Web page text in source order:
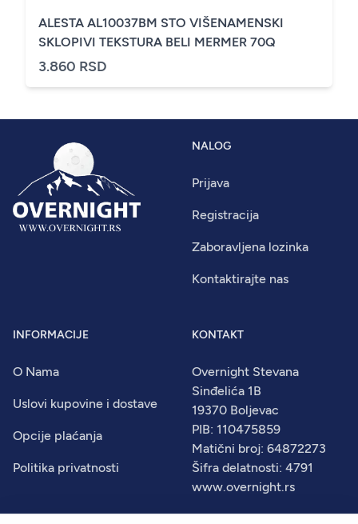
ALESTA AL10037BM STO VIŠENAMENSKI
SKLOPIVI TEKSTURA BELI MERMER 70Q
3.860 RSD
NALOG
Prijava
Registracija
Zaboravljena lozinka
Kontaktirajte nas
INFORMACIJE
O Nama
Uslovi kupovine i dostave
Opcije plaćanja
Politika privatnosti
KONTAKT
Overnight Stevana
Sinđelića 1B
19370 Boljevac
PIB: 110475859
Matični broj: 64872273
Šifra delatnosti: 4791
www.overnight.rs